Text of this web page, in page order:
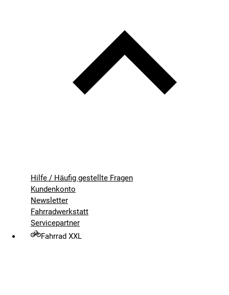
Hilfe / Häufig gestellte Fragen
Kundenkonto
Newsletter
Fahrradwerkstatt
Servicepartner
Fahrrad XXL